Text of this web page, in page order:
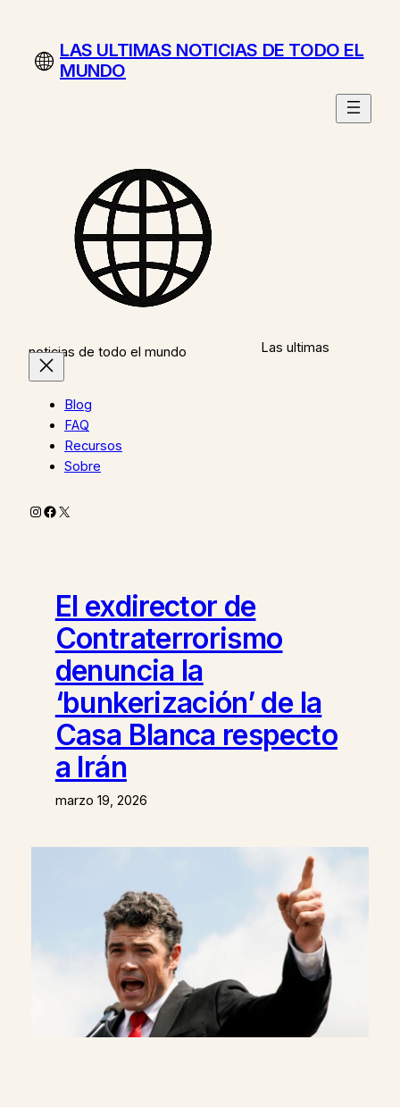
contenidoLAS ULTIMAS NOTICIAS DE TODO EL
MUNDO
Las ultimas
noticias de todo el mundo
Blog
FAQ
Recursos
Sobre
Instagram
Facebook
X
El exdirector de
Contraterrorismo
denuncia la
‘bunkerización’ de la
Casa Blanca respecto
a Irán
marzo 19, 2026